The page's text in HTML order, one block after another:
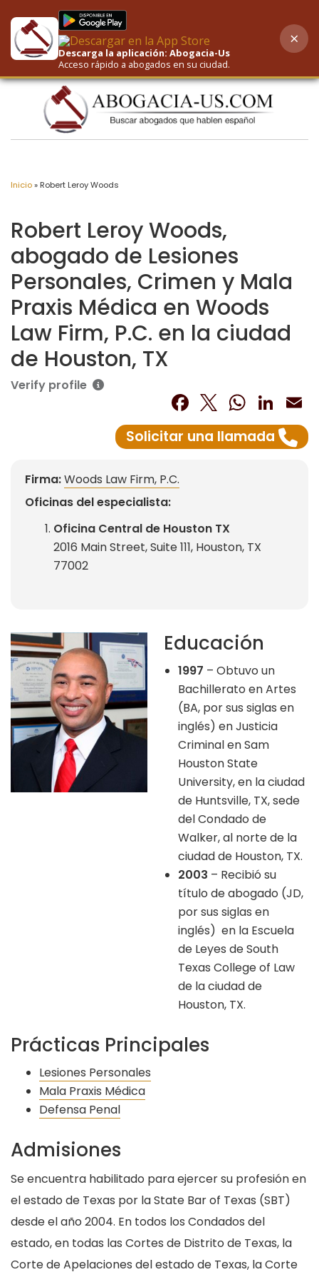
AI-Powered Search
Inicio» Robert Leroy Woods
Robert Leroy Woods,
abogado de Lesiones
Personales, Crimen y Mala
Praxis Médica en Woods
Law Firm, P.C. en la ciudad
de Houston, TX
Verify profile
Facebook
Twitter
Solicitar una llamada
Firma:Woods Law Firm, P.C.
Oficinas del especialista:
Oficina Central de Houston TX
2016 Main Street, Suite 111, Houston, TX
77002
Educación
1997 – Obtuvo un
Bachillerato en Artes
(BA, por sus siglas en
inglés) en Justicia
Criminal en Sam
Houston State
University, en la ciudad
de Huntsville, TX, sede
del Condado de
Walker, al norte de la
ciudad de Houston, TX.
2003 – Recibió su
título de abogado (JD,
por sus siglas en
inglés) en la Escuela
de Leyes de South
Texas College of Law
de la ciudad de
Houston, TX.
Prácticas Principales
Lesiones Personales
Mala Praxis Médica
Defensa Penal
Admisiones
Se encuentra habilitado para ejercer su profesión en
el estado de Texas por la State Bar of Texas (SBT)
desde el año 2004. En todos los Condados del
estado, en todas las Cortes de Distrito de Texas, la
Corte de Apelaciones del estado de Texas, la Corte
Descarga la aplicación: Abogacia-Us
Acceso rápido a abogados en su ciudad.
×